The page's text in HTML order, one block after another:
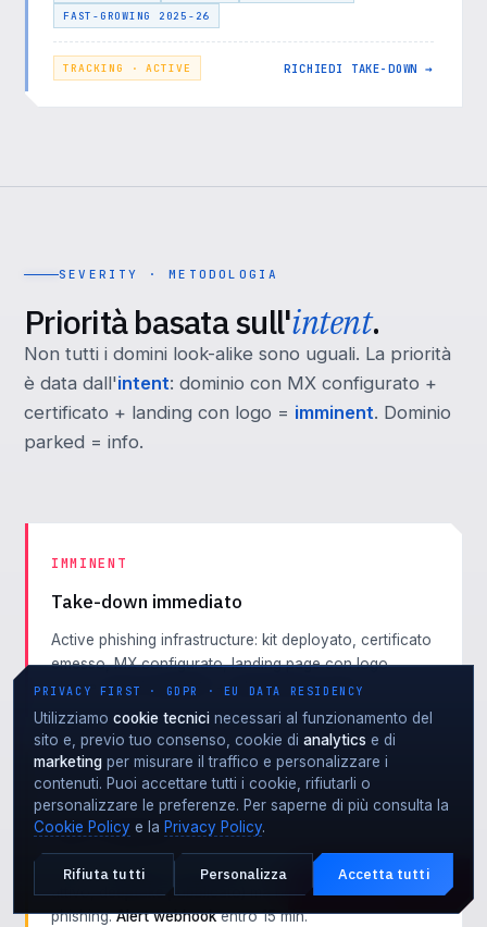
FAST-GROWING 2025-26
TRACKING · ACTIVE RICHIEDI TAKE-DOWN →
SEVERITY · METODOLOGIA
Priorità basata sull'intent.
Non tutti i domini look-alike sono uguali. La priorità
è data dall'intent: dominio con MX configurato +
certificato + landing con logo = imminent. Dominio
parked = info.
IMMINENT
Take-down immediato
Active phishing infrastructure: kit deployato, certificato
emesso, MX configurato, landing page con logo
cliente.Alert immediato + take-down avviato
HIGH
Alert webhook
Intent confermato (kit setup in progress, fake profile
attivo, deepfake pubblicato) ma non ancora active
phishing.Alert webhookentro 15 min.
Attacco in corso?
EMERGENZA · 24·7
PRIVACY FIRST · GDPR · EU DATA RESIDENCY
Utilizziamo cookie tecnici necessari al funzionamento del
sito e, previo tuo consenso, cookie di analytics e di
marketing per misurare il traffico e personalizzare i
contenuti. Puoi accettare tutti i cookie, rifiutarli o
personalizzare le preferenze. Per saperne di più consulta la
Cookie Policy e la Privacy Policy.
Rifiuta tutti Personalizza Accetta tutti